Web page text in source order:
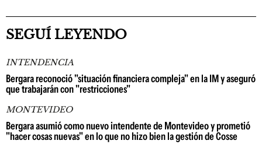
SEGUÍ LEYENDO
INTENDENCIA
Bergara reconoció "situación financiera compleja" en la IM y aseguró
que trabajarán con "restricciones"
MONTEVIDEO
Bergara asumió como nuevo intendente de Montevideo y prometió
"hacer cosas nuevas" en lo que no hizo bien la gestión de Cosse